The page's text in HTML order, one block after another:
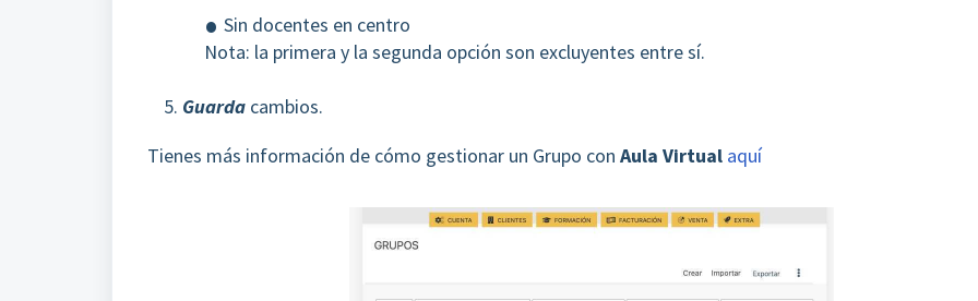
Sin docentes en centro
Nota: la primera y la segunda opción son excluyentes entre sí.
Guarda cambios.
Tienes más información de cómo gestionar un Grupo con Aula Virtual aquí